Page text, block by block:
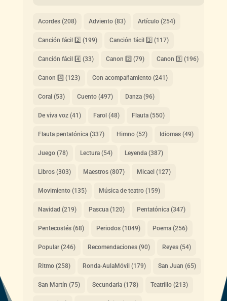
Acordes(208) Adviento(83) Artículo(254)
Canción fácil 2️⃣ (199) Canción fácil 3️⃣ (117)
Canción fácil 4️⃣ (33) Canon 2️⃣ (79) Canon 3️⃣ (196)
Canon 4️⃣ (123) Con acompañamiento(241)
Coral(53) Cuento(497) Danza(96)
De viva voz(41) Farol(48) Flauta(550)
Flauta pentatónica(337) Himno(52) Idiomas(49)
Juego(78) Lectura(54) Leyenda(387)
Libros(303) Maestros(807) Micael(127)
Movimiento(135) Música de teatro(159)
Navidad (219) Pascua(120) Pentatónica(347)
Pentecostés(68) Periodos(1049) Poema(256)
Popular(246) Recomendaciones(90) Reyes(54)
Ritmo(258) Ronda-AulaMóvil(179) San Juan (65)
San Martín (75) Secundaria(178) Teatrillo(213)